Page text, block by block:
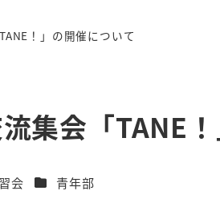
！」の開催について
集会「TANE
ー
会 カテゴリー
青年部